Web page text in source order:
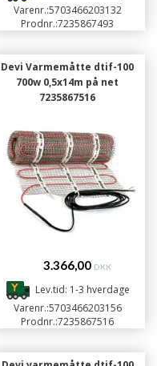
Varenr.:5703466203132
Prodnr.:7235867493
Devi Varmemåtte dtif-100
700w 0,5x14m på net
7235867516
3.366,00 DKK
Lev.tid: 1-3 hverdage
Varenr.:5703466203156
Prodnr.:7235867516